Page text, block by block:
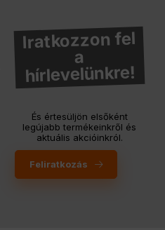
Iratkozzon fel
a
hírlevelünkre!
És értesüljön elsőként
legújabb termékeinkről és
aktuális akcióinkról.
Feliratkozás